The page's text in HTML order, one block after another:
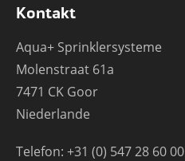
Kontakt
Aqua+ Sprinklersysteme
Molenstraat 61a
7471 CK Goor
Niederlande
Telefon: +31 (0) 547 28 60 00